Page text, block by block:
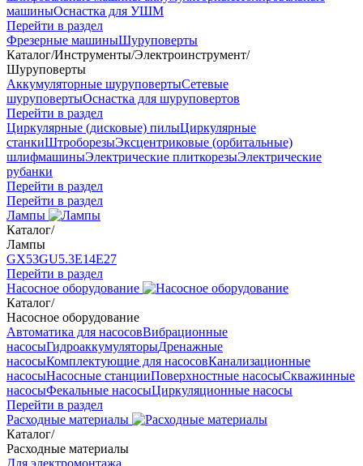
машиныОснастка для УШМ
Перейти в раздел
Фрезерные машиныШуруповерты
Каталог/Инструменты/Электроинструмент/
Шуруповерты
Аккумуляторные шуруповертыСетевые
шуруповертыОснастка для шуруповертов
Перейти в раздел
Циркулярные (дисковые) пилыЦиркулярные
станкиШтроборезыЭксцентриковые (орбитальные)
шлифмашиныЭлектрические плиткорезыЭлектрические
рубанки
Перейти в раздел
Перейти в раздел
Лампы
Каталог/
Лампы
GX53GU5.3Е14Е27
Перейти в раздел
Насосное оборудование
Каталог/
Насосное оборудование
Автоматика для насосовВибрационные
насосыГидроаккумуляторыДренажные
насосыКомплектующие для насосовКанализационные
насосыНасосные станцииПоверхностные насосыСкважинные
насосыФекальные насосыЦиркуляционные насосы
Перейти в раздел
Расходные материалы
Каталог/
Расходные материалы
Для электромонтажа